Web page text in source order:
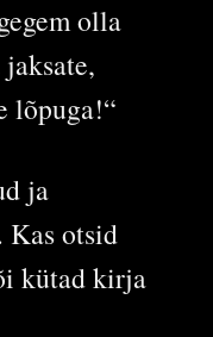
olla
lõpuga!“
ja
Kas otsid
kütad kirja